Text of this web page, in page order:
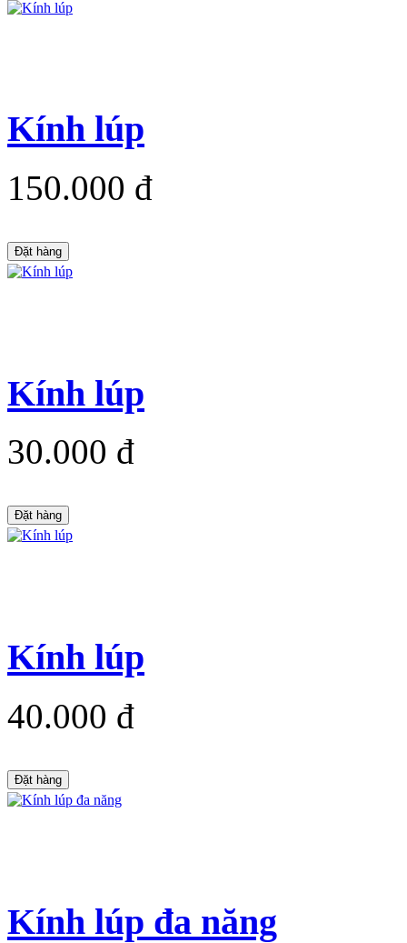
Kính lúp
150.000 đ
Đặt hàng
Kính lúp
30.000 đ
Đặt hàng
Kính lúp
40.000 đ
Đặt hàng
Kính lúp đa năng